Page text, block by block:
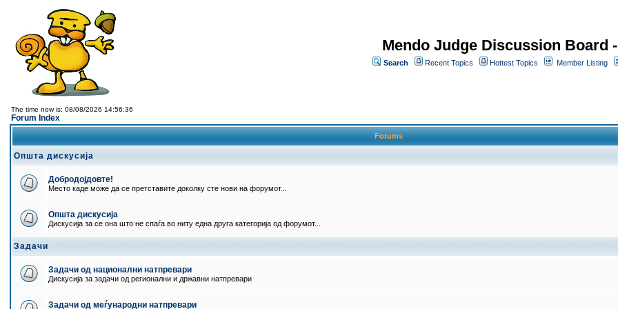
Mendo Judge Discussion Board
Search Recent Topics Hottest Topics Member Listing
The time now is: 08/08/2026 14:56:36
Forum Index
Forums
Општа дискусија
Добродојдовте!
Место каде може да се претставите доколку сте нови на форумот...
Општа дискусија
Дискусија за се она што не спаѓа во ниту една друга категорија од форумот...
Задачи
Задачи од национални натпревари
Дискусија за задачи од регионални и државни натпревари
Задачи од меѓународни натпревари